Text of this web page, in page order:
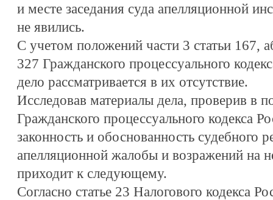
и месте заседания суда апелляционной
не явились.
С учетом положений части 3 статьи 167,
327 Гражданского процессуального
дело рассматривается в их отсутствие.
Исследовав материалы дела, проверив в
Гражданского процессуального кодекса
законность и обоснованность судебного
апелляционной жалобы и возражений на
приходит к следующему.
Согласно статье 23 Налогового кодекса